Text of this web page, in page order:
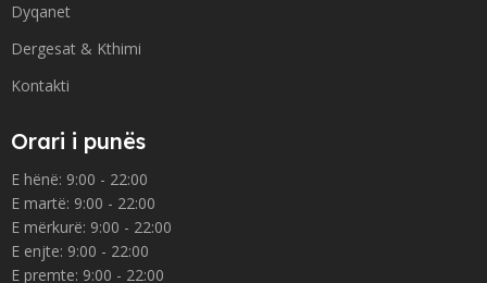
Dyqanet
Dergesat & Kthimi
Kontakti
Orari i punës
E hënë: 9:00 - 22:00
E martë: 9:00 - 22:00
E mërkurë: 9:00 - 22:00
E enjte: 9:00 - 22:00
E premte: 9:00 - 22:00